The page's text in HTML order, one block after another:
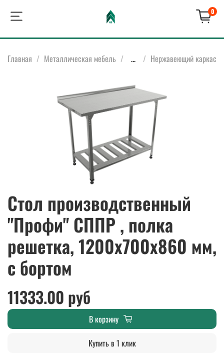
0
Главная Металлическая мебель ... Нержавеющий каркас
Стол производственный
"Профи" СППР , полка
решетка, 1200х700х860 мм,
с бортом
11333.00 руб
В корзину
Купить в 1 клик